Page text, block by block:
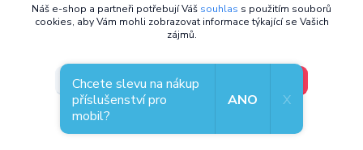
Poradíme s výběrem, vyřešíme výměnu
Hledáte kapsičku na kartu nebo váháte s modelem? Ptejte
se. Pokud se netrefíte, výměna u nás probíhá rychle a bez
Stavte se v Plzni (Naproti Plaze)
Jsme reálný obchod s lidmi, co své práci rozumí. Přijďte si vše
vyzkoušet naživo do naší prodejny v Přemyslově ulici (Po–Pá
8–15:30 h).
Náš e-shop a partneři potřebují Váš souhlas s použitím souborů
cookies, aby Vám mohli zobrazovat informace týkající se Vašich
zájmů.
Nastavení V pořádku, jdu si vybrat
Souhlas můžete odmítnout
Chcete slevu na nákup
příslušenství pro
mobil?
ANO X